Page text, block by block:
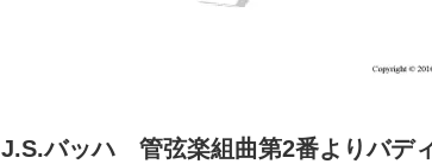
J.S.バッハ 管弦楽組曲第2番よりバ